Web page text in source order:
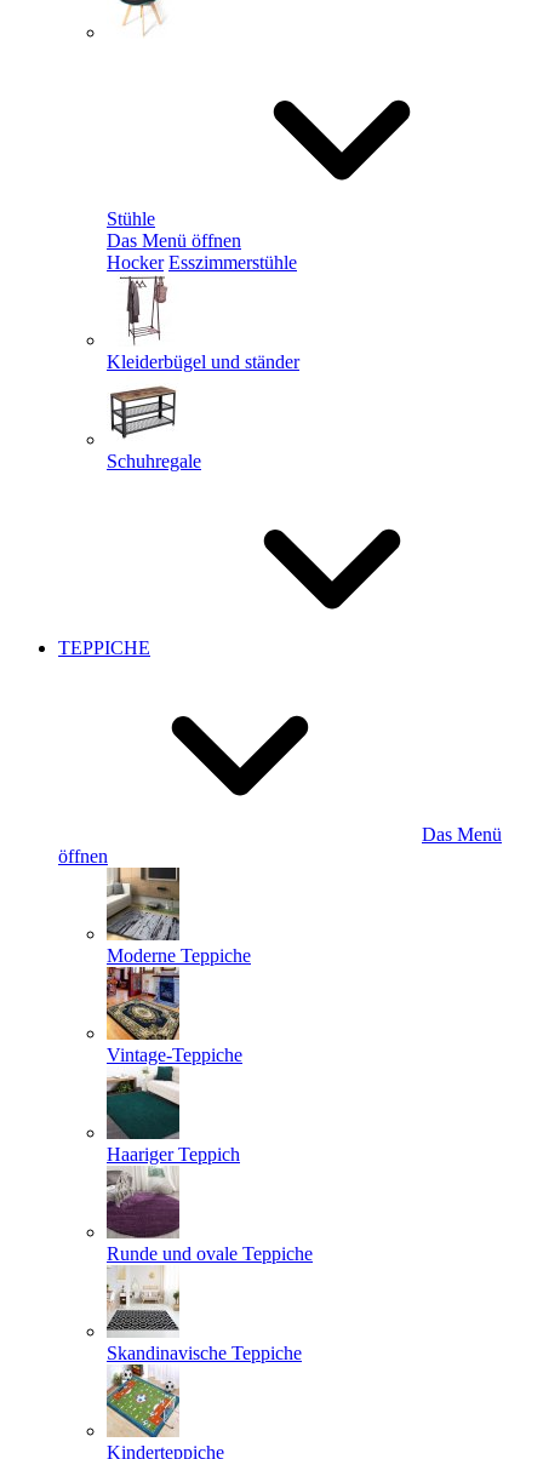
Stühle
Das Menü öffnen
Hocker Esszimmerstühle
Kleiderbügel und ständer
Schuhregale
TEPPICHE
Das Menü
öffnen
Moderne Teppiche
Vintage-Teppiche
Haariger Teppich
Runde und ovale Teppiche
Skandinavische Teppiche
Kinderteppiche